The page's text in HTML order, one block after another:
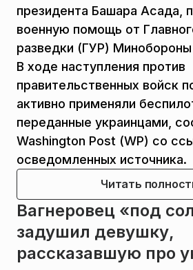
президента Башара Асада,
военную помощь от
разведки (ГУР)
В ходе наступления против
правительственных войск
активно применяли
переданные украинцами,
Washington Post (WP) со
осведомленных источника.
Читать
Вагнеровец «под
задушил девушку,
рассказавшую про